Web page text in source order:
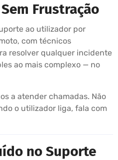
Frustração
ao utilizador por
com técnicos
resolver qualquer incidente
ao mais complexo — no
a atender chamadas. Não
o utilizador liga, fala com
no Suporte